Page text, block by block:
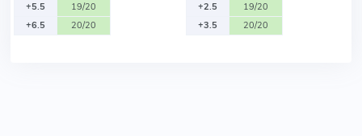
+5.5
19/20
+6.5
20/20
+2.5
19/20
+3.5
20/20